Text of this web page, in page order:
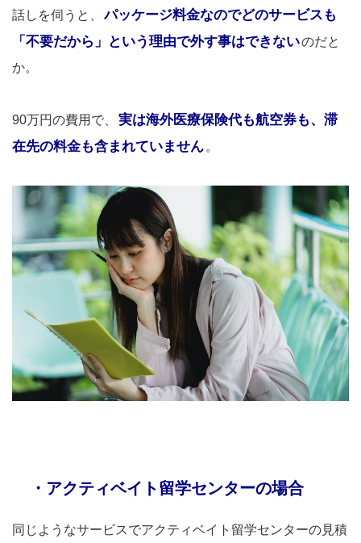
話しを伺うと、
パッケージ料金なのでどのサービスも
「不要だから」という理由で外す事はできないのだと
か。
90万円の費用で、
実は海外医療保険代も航空券も、滞
在先の料金も含まれていません 。
・アクティベイト留学センターの場合
同じようなサービスでアクティベイト留学センターの見積